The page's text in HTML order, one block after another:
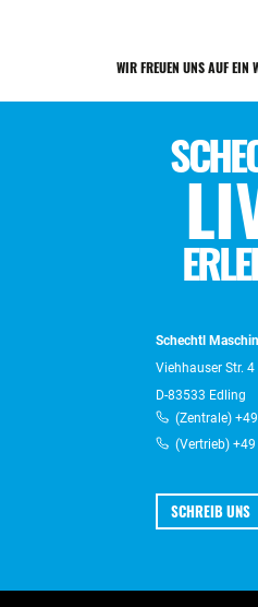
WIR FREUEN UNS AUF EIN
Schechtl
Viehhauser Str. 4
D-83533 Edling
(Zentrale)
(Vertrieb)
SCHREIB UNS